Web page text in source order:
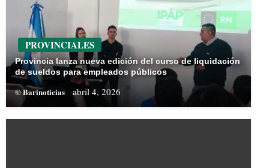
PROVINCIALES
Provincia lanza nueva edición del curso de liquidación
de sueldos para empleados públicos
© Barinoticias abril 4, 2026